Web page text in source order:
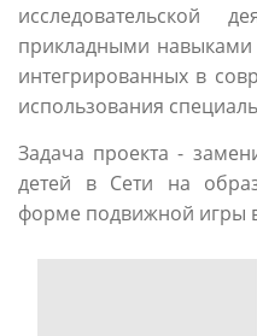
исследовательской
прикладными навыками
интегрированных в
использования
Задача проекта -
детей в Сети на
форме подвижной игры